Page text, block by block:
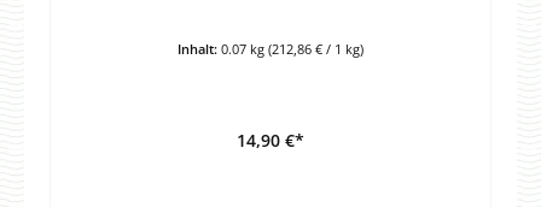
Inhalt: 0.07 kg (212,86 € / 1 kg)
14,90 €*